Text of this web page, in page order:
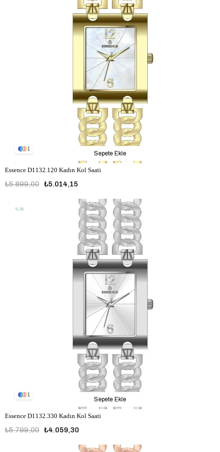
1
Essence D1132.120 Kadın Kol Saati
₺5.014,15
₺5.899,00
Sepete Ekle
1
Essence D1132.330 Kadın Kol Saati
₺4.059,30
₺5.799,00
Sepete Ekle
%30